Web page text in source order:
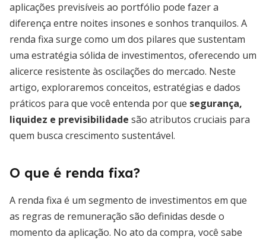
aplicações previsíveis ao portfólio pode fazer a
diferença entre noites insones e sonhos tranquilos. A
renda fixa surge como um dos pilares que sustentam
uma estratégia sólida de investimentos, oferecendo um
alicerce resistente às oscilações do mercado. Neste
artigo, exploraremos conceitos, estratégias e dados
práticos para que você entenda por que segurança,
liquidez e previsibilidade são atributos cruciais para
quem busca crescimento sustentável.
O que é renda fixa?
A renda fixa é um segmento de investimentos em que
as regras de remuneração são definidas desde o
momento da aplicação. No ato da compra, você sabe